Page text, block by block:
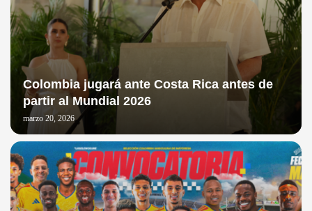
Colombia jugará ante Costa Rica antes de
partir al Mundial 2026
marzo 20, 2026